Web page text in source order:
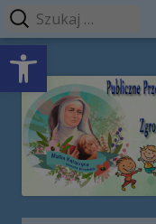
Open toolbar
Przeskocz
treści
Publiczne
Menu
główne